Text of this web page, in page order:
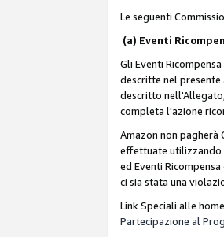
Le seguenti
(a) Eventi
Gli Eventi
descritte nel presente
descritto nell'Allegato,
completa l'azione
Amazon non pagherà
effettuate utilizzando
ed Eventi
ci sia stata una
Link Speciali alle
Partecipazione al